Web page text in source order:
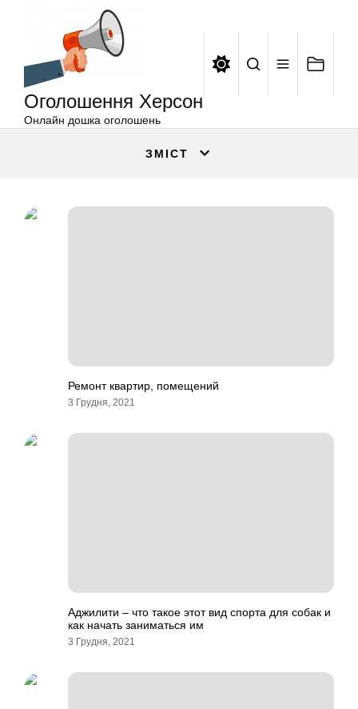
Оголошення Херсон
Онлайн дошка оголошень
ЗМІСТ
Ремонт квартир, помещений
3 Грудня, 2021
Аджилити – что такое этот вид спорта для собак и
как начать заниматься им
3 Грудня, 2021